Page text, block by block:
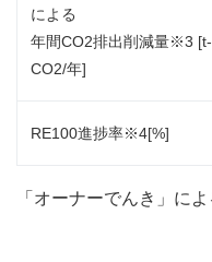
による
年間CO2排出削減量※3 [t-
CO2/年]
RE100進捗率※4[%]
「オーナーでんき」に